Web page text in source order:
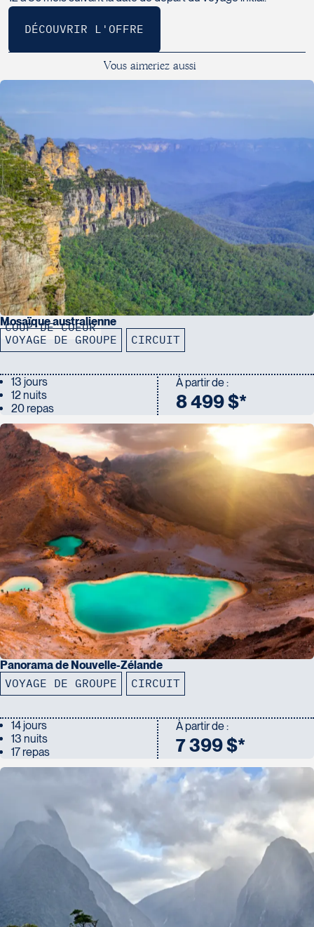
Vous aimeriez aussi
COUP DE COEUR
Mosaïque australienne
VOYAGE DE GROUPE CIRCUIT
13 jours
12 nuits
20 repas
À partir de :
8 499 $*
Panorama de Nouvelle-Zélande
VOYAGE DE GROUPE CIRCUIT
14 jours
13 nuits
17 repas
À partir de :
7 399 $*